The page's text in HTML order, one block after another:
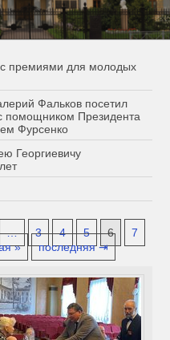
премиями для молодых
Фальков посетил
Президента
Фурсенко
Георгиевичу
… 3 4 5 6
7
» последняя ⇥